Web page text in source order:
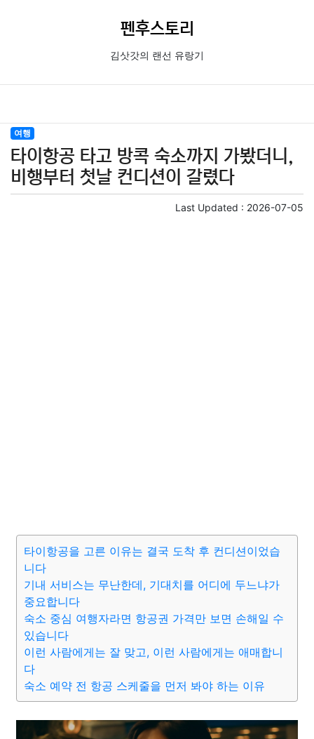
펜후스토리
김삿갓의 랜선 유랑기
여행
타이항공 타고 방콕 숙소까지 가봤더니,
비행부터 첫날 컨디션이 갈렸다
Last Updated : 2026-07-05
타이항공을 고른 이유는 결국 도착 후 컨디션이었습
니다
기내 서비스는 무난한데, 기대치를 어디에 두느냐가
중요합니다
숙소 중심 여행자라면 항공권 가격만 보면 손해일 수
있습니다
이런 사람에게는 잘 맞고, 이런 사람에게는 애매합니
다
숙소 예약 전 항공 스케줄을 먼저 봐야 하는 이유